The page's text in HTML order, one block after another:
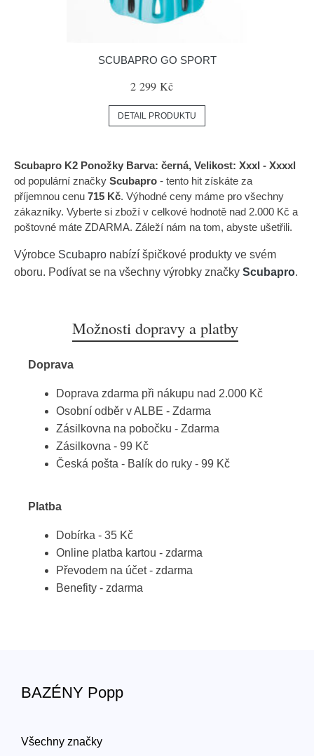
SCUBAPRO GO SPORT
2 299 Kč
DETAIL PRODUKTU
Scubapro K2 Ponožky Barva: černá, Velikost: Xxxl - Xxxxl
od populární značky Scubapro - tento hit získáte za
příjemnou cenu 715 Kč. Výhodné ceny máme pro všechny
zákazníky. Vyberte si zboží v celkové hodnotě nad 2.000 Kč a
poštovné máte ZDARMA. Záleží nám na tom, abyste ušetřili.
Výrobce Scubapro nabízí špičkové produkty ve svém
oboru. Podívat se na všechny výrobky značky Scubapro.
Možnosti dopravy a platby
Doprava
Doprava zdarma při nákupu nad 2.000 Kč
Osobní odběr v ALBE - Zdarma
Zásilkovna na pobočku - Zdarma
Zásilkovna - 99 Kč
Česká pošta - Balík do ruky - 99 Kč
Platba
Dobírka - 35 Kč
Online platba kartou - zdarma
Převodem na účet - zdarma
Benefity - zdarma
BAZÉNY Popp
Všechny značky